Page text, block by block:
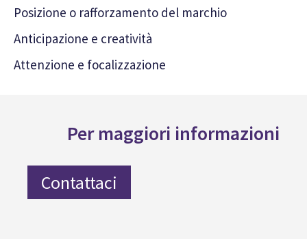
Posizione o rafforzamento del marchio
Anticipazione e creatività
Attenzione e focalizzazione
Per maggiori informazioni
Contattaci